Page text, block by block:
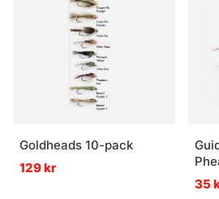
Goldheads 10-pack
129 kr
35